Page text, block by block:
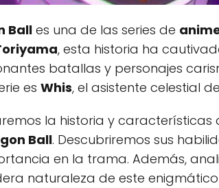
Ball es una de las series de
, esta historia ha
batallas y personajes
es Whis, el asistente celestial de
la historia y características
Ball. Descubriremos sus
en la trama. Además,
naturaleza de este